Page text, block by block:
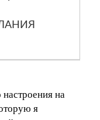
на
я